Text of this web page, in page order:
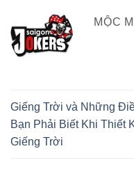
MỘC
Giếng Trời và Những
Bạn Phải Biết Khi Thiết
Giếng Trời